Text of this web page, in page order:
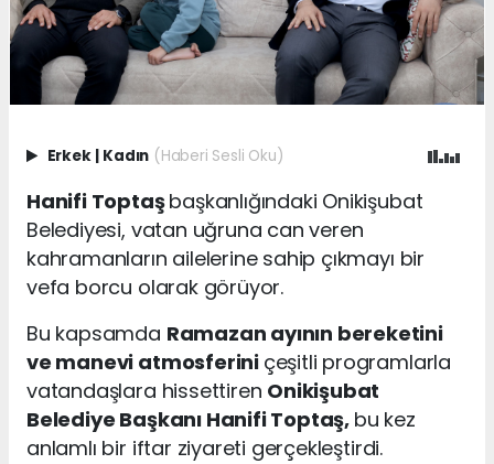
Erkek Kadın (Haberi Sesli Oku)
Hanifi Toptaşbaşkanlığındaki Onikişubat
Belediyesi, vatan uğruna can veren
kahramanların ailelerine sahip çıkmayı bir
vefa borcu olarak görüyor.
Bu kapsamda Ramazan ayının bereketini
ve manevi atmosferini çeşitli programlarla
vatandaşlara hissettiren Onikişubat
Belediye Başkanı Hanifi Toptaş, bu kez
anlamlı bir iftar ziyareti gerçekleştirdi.